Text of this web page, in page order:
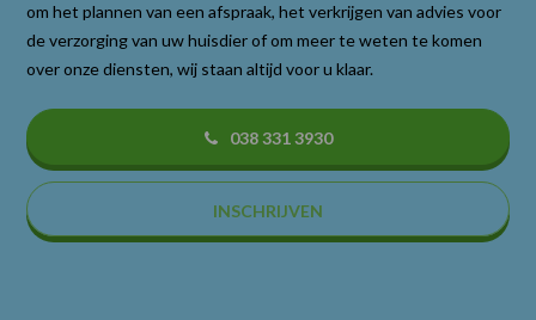
om het plannen van een afspraak, het verkrijgen van advies voor
de verzorging van uw huisdier of om meer te weten te komen
over onze diensten, wij staan altijd voor u klaar.
038 331 3930
INSCHRIJVEN